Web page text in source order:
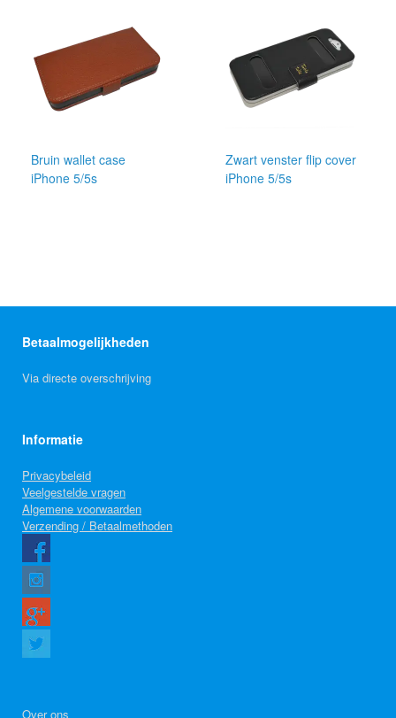
Bruin wallet case
iPhone 5/5s
Zwart venster flip cover
iPhone 5/5s
Betaalmogelijkheden
Via directe overschrijving
Informatie
Privacybeleid
Veelgestelde vragen
Algemene voorwaarden
Verzending / Betaalmethoden
Over ons